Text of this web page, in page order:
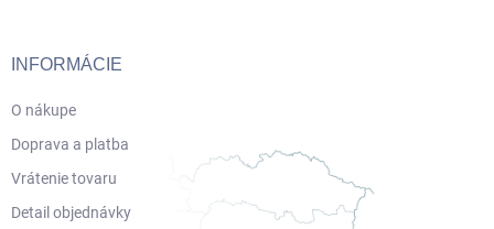
INFORMÁCIE
O nákupe
Doprava a platba
Vrátenie tovaru
Detail objednávky